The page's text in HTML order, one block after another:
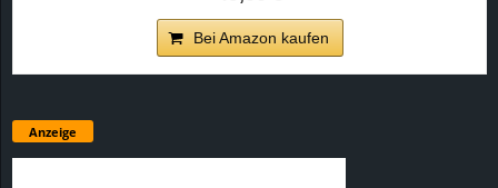
Bei Amazon kaufen
Anzeige